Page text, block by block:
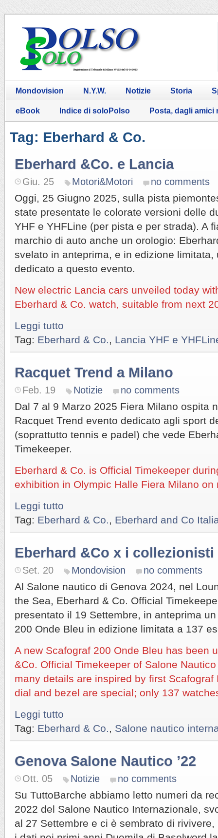
Mondovision N.Y.W. Notizie Storia
eBook Indice di soloPolso Posta, dagli amici
Tag: Eberhard & Co.
Eberhard &Co. e Lancia
Giu. 25 Motori&Motori no comments
Oggi, 25 Giugno 2025, sulla pista
state presentate le colorate versioni delle
YHF e YHFLine (per pista e per strada). A
marchio di auto anche un orologio:
svelato in anteprima, e in edizione limitata,
dedicato a questo evento.
New electric Lancia cars unveiled today
Eberhard & Co. watch, suitable from next
Leggi tutto
Tag: Eberhard & Co. Lancia YHF e
Racquet Trend a Milano
Feb. 19 Notizie no comments
Dal 7 al 9 Marzo 2025 Fiera Milano ospita
Racquet Trend evento dedicato agli sport
(soprattutto tennis e padel) che vede
Timekeeper.
Eberhard & Co. is Official Timekeeper
exhibition in Olympic Halle Fiera Milano on
Leggi tutto
Tag: Eberhard & Co. Eberhard and Co
Eberhard &Co x i collezionisti
Set. 20 Mondovision no comments
Al Salone nautico di Genova 2024, nel
the Sea, Eberhard & Co. Official
presentato il 19 Settembre, in anteprima
200 Onde Bleu in edizione limitata a 137
A new Scafograf 200 Onde Bleu has been
&Co. Official Timekeeper of Salone
many details are inspired by first Scafograf
dial and bezel are special; only 137
Leggi tutto
Tag: Eberhard & Co. Salone nautico
Genova Salone Nautico ’22
Ott. 05 Notizie no comments
Su TuttoBarche abbiamo letto numeri da
2022 del Salone Nautico Internazionale,
al 27 Settembre e ci è sembrato di